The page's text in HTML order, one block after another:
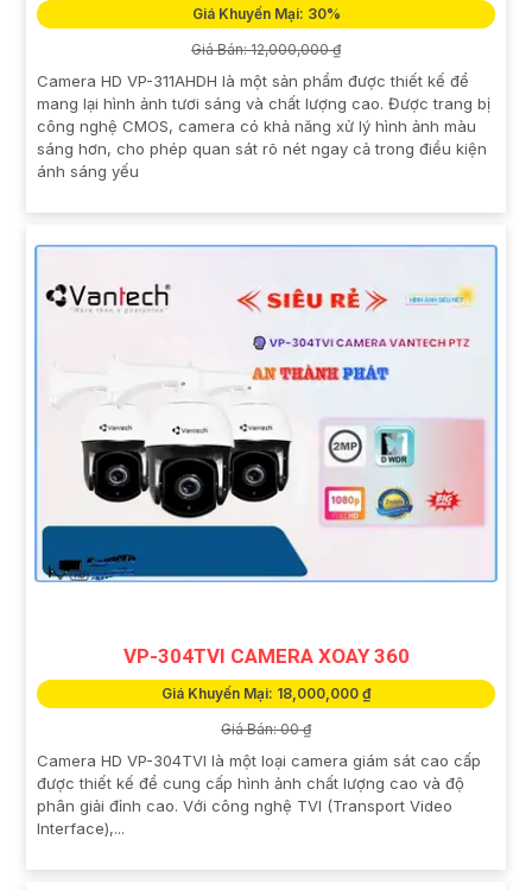
Giá Khuyến Mại: 30%
Giá Bán: 12,000,000 ₫
Camera HD VP-311AHDH là một sản phẩm được thiết kế để
mang lại hình ảnh tươi sáng và chất lượng cao. Được trang bị
công nghệ CMOS, camera có khả năng xử lý hình ảnh màu
sáng hơn, cho phép quan sát rõ nét ngay cả trong điều kiện
ánh sáng yếu
VP-304TVI CAMERA XOAY 360
Giá Khuyến Mại: 18,000,000 ₫
Giá Bán: 00 ₫
Camera HD VP-304TVI là một loại camera giám sát cao cấp
được thiết kế để cung cấp hình ảnh chất lượng cao và độ
phân giải đỉnh cao. Với công nghệ TVI (Transport Video
Interface),...